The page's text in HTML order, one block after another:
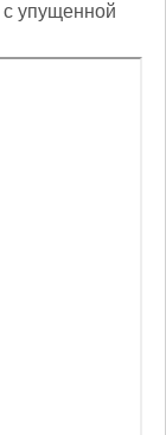
упущенной